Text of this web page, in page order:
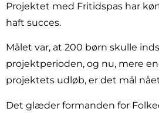
Projektet med Fritidspas har
haft succes.
Målet var, at 200 børn skulle
projektperioden, og nu, mere
projektets udløb, er det mål
Det glæder formanden for